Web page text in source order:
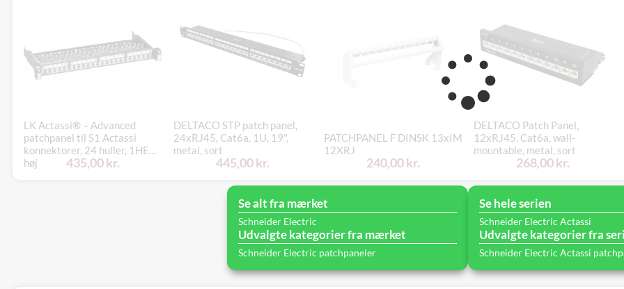
LK Actassi® – Advanced
patchpanel til S1 Actassi
konnektorer, 24 huller, 1HE
høj
435,00 kr.
DELTACO STP patch panel,
24xRJ45, Cat6a, 1U, 19",
metal, sort
445,00 kr.
PATCHPANEL F DINSK 13xIM
12XRJ
240,00 kr.
DELTACO Patch Panel,
12xRJ45, Cat6a, wall-
mountable, metal, sort
268,00 kr.
Se alt fra mærket
Schneider Electric
Udvalgte kategorier fra mærket
Schneider Electric patchpaneler
Se hele serien
Schneider Electric Actassi
Udvalgte kategorier fra
Schneider Electric Actassi